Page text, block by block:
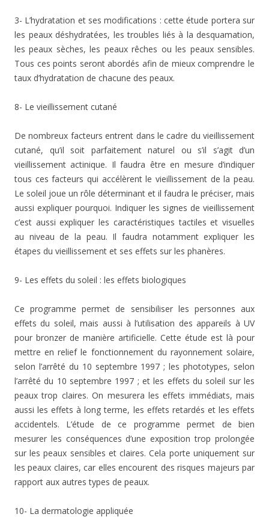
3- L’hydratation et ses modifications : cette étude portera sur
les peaux déshydratées, les troubles liés à la desquamation,
les peaux sèches, les peaux rêches ou les peaux sensibles.
Tous ces points seront abordés afin de mieux comprendre le
taux d’hydratation de chacune des peaux.
8- Le vieillissement cutané
De nombreux facteurs entrent dans le cadre du vieillissement
cutané, qu’il soit parfaitement naturel ou s’il s’agit d’un
vieillissement actinique. Il faudra être en mesure d’indiquer
tous ces facteurs qui accélèrent le vieillissement de la peau.
Le soleil joue un rôle déterminant et il faudra le préciser, mais
aussi expliquer pourquoi. Indiquer les signes de vieillissement
c’est aussi expliquer les caractéristiques tactiles et visuelles
au niveau de la peau. Il faudra notamment expliquer les
étapes du vieillissement et ses effets sur les phanères.
9- Les effets du soleil : les effets biologiques
Ce programme permet de sensibiliser les personnes aux
effets du soleil, mais aussi à l’utilisation des appareils à UV
pour bronzer de manière artificielle. Cette étude est là pour
mettre en relief le fonctionnement du rayonnement solaire,
selon l’arrêté du 10 septembre 1997 ; les phototypes, selon
l’arrêté du 10 septembre 1997 ; et les effets du soleil sur les
peaux trop claires. On mesurera les effets immédiats, mais
aussi les effets à long terme, les effets retardés et les effets
accidentels. L’étude de ce programme permet de bien
mesurer les conséquences d’une exposition trop prolongée
sur les peaux sensibles et claires. Cela porte uniquement sur
les peaux claires, car elles encourent des risques majeurs par
rapport aux autres types de peaux.
10- La dermatologie appliquée